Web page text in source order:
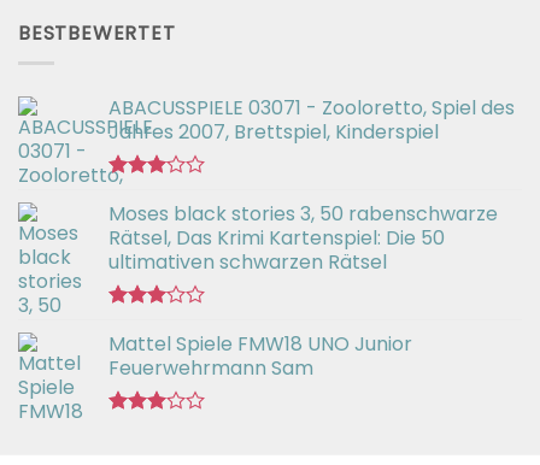
von 5
BESTBEWERTET
ABACUSSPIELE 03071 - Zooloretto, Spiel des
Jahres 2007, Brettspiel, Kinderspiel
mit
3.02
von 5
Moses black stories 3, 50 rabenschwarze
Rätsel, Das Krimi Kartenspiel: Die 50
ultimativen schwarzen Rätsel
mit
3.00
von 5
Mattel Spiele FMW18 UNO Junior
Feuerwehrmann Sam